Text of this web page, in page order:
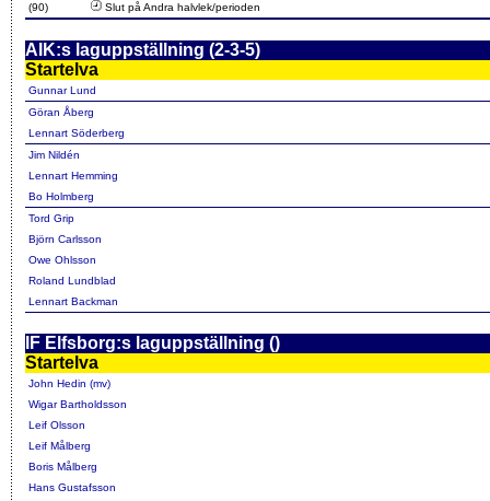
(90)
Slut på Andra halvlek/perioden
AIK:s laguppställning (2-3-5)
Startelva
Gunnar Lund
Göran Åberg
Lennart Söderberg
Jim Nildén
Lennart Hemming
Bo Holmberg
Tord Grip
Björn Carlsson
Owe Ohlsson
Roland Lundblad
Lennart Backman
IF Elfsborg:s laguppställning ()
Startelva
John Hedin (mv)
Wigar Bartholdsson
Leif Olsson
Leif Målberg
Boris Målberg
Hans Gustafsson